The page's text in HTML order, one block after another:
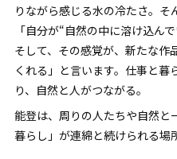
りながら感じる水の冷たさ。
「自分が“自然の中に溶け込ん
そして、その感覚が、新たな作
くれる」と言います。仕事と
り、自然と人がつながる。
能登は、周りの人たちや自然と
暮らし」が連綿と続けられる場